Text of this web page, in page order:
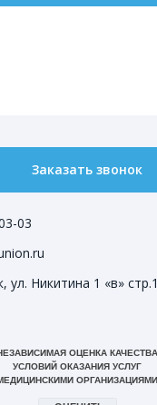
Заказать звонок
03
ул. Никитина 1 «в» стр.1